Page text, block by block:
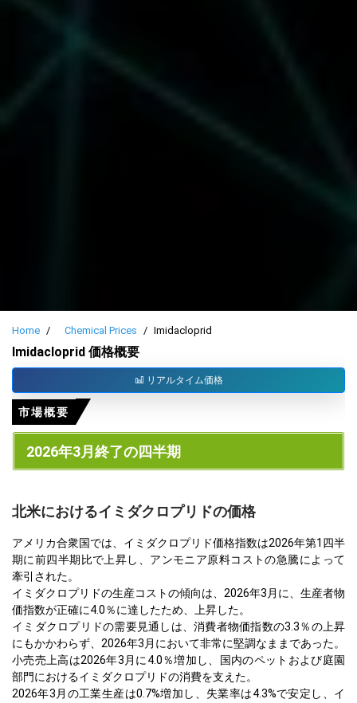
Home Chemical Prices Imidacloprid
Imidacloprid 価格概要
リアルタイム価格
市場概要
2026年3月終了の四半期
北米におけるイミダクロプリドの価格
アメリカ合衆国では、イミダクロプリド価格指数は2026年第1四半
期に前四半期比で上昇し、アンモニア原料コストの急騰によって
牽引された。
イミダクロプリドの生産コストの傾向は、2026年3月に、生産者物
価指数が正確に4.0％に達したため、上昇した。
イミダクロプリドの需要見通しは、消費者物価指数の3.3％の上昇
にもかかわらず、2026年3月において非常に堅調なままであった。
小売売上高は2026年3月に4.0％増加し、国内のペットおよび庭園
部門におけるイミダクロプリドの消費を支えた。
2026年3月の工業生産は0.7%増加し、失業率は4.3%で安定し、イ